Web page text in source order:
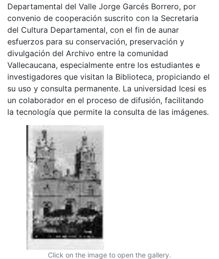
Departamental del Valle Jorge Garcés Borrero, por
convenio de cooperación suscrito con la Secretaria
del Cultura Departamental, con el fin de aunar
esfuerzos para su conservación, preservación y
divulgación del Archivo entre la comunidad
Vallecaucana, especialmente entre los estudiantes e
investigadores que visitan la Biblioteca, propiciando el
su uso y consulta permanente. La universidad Icesi es
un colaborador en el proceso de difusión, facilitando
la tecnología que permite la consulta de las imágenes.
Click on the image to open the gallery.